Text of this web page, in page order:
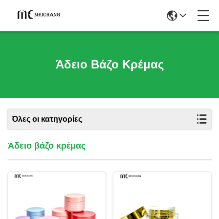
Άδειο Βάζο Κρέμας
Όλες οι κατηγορίες
Άδειο βάζο κρέμας